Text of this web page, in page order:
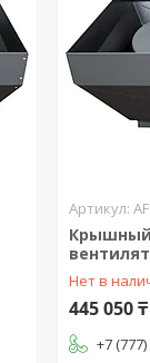
Нет в
445 050 ₸
+7